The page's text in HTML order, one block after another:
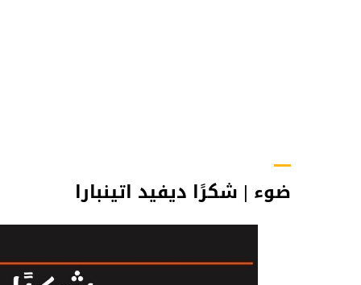
ضوء | شكرًا ديفيد اتينبارا